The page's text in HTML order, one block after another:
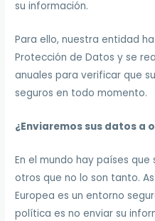
su información.
Para ello, nuestra entidad
Protección de Datos y se
anuales para verificar que
seguros en todo momento.
¿Enviaremos sus datos a
En el mundo hay países
otros que no lo son tanto.
Europea es un entorno
política es no enviar su